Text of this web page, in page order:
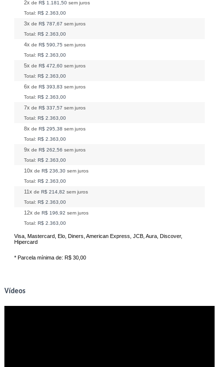
2x de R$ 1.181,50 sem juros
Total: R$ 2.363,00
3x de R$ 787,67 sem juros
Total: R$ 2.363,00
4x de R$ 590,75 sem juros
Total: R$ 2.363,00
5x de R$ 472,60 sem juros
Total: R$ 2.363,00
6x de R$ 393,83 sem juros
Total: R$ 2.363,00
7x de R$ 337,57 sem juros
Total: R$ 2.363,00
8x de R$ 295,38 sem juros
Total: R$ 2.363,00
9x de R$ 262,56 sem juros
Total: R$ 2.363,00
10x de R$ 236,30 sem juros
Total: R$ 2.363,00
11x de R$ 214,82 sem juros
Total: R$ 2.363,00
12x de R$ 196,92 sem juros
Total: R$ 2.363,00
Visa, Mastercard, Elo, Diners, American Express, JCB, Aura, Discover,
Hipercard
* Parcela mínima de: R$ 30,00
Vídeos